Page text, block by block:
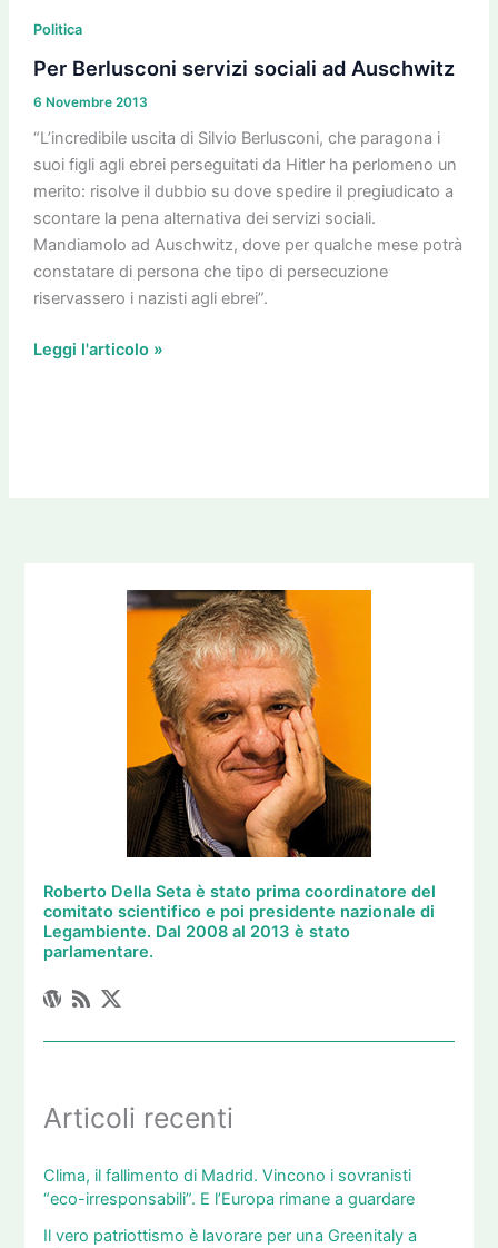
Politica
Per Berlusconi servizi sociali ad Auschwitz
6 Novembre 2013
“L’incredibile uscita di Silvio Berlusconi, che paragona i
suoi figli agli ebrei perseguitati da Hitler ha perlomeno un
merito: risolve il dubbio su dove spedire il pregiudicato a
scontare la pena alternativa dei servizi sociali.
Mandiamolo ad Auschwitz, dove per qualche mese potrà
constatare di persona che tipo di persecuzione
riservassero i nazisti agli ebrei”.
Berlusconi
servizi
sociali
ad
Auschwitz
Leggi l'articolo »
Roberto Della Seta è stato prima coordinatore del
comitato scientifico e poi presidente nazionale di
Legambiente. Dal 2008 al 2013 è stato
parlamentare.
Articoli recenti
Clima, il fallimento di Madrid. Vincono i sovranisti
“eco-irresponsabili”. E l’Europa rimane a guardare
Il vero patriottismo è lavorare per una Greenitaly a